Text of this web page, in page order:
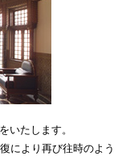
いたします。
により再び往時のよう